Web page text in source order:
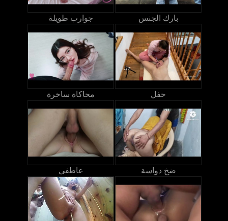
جوارب طويلة بارك الجنس
محاكاة ساخرة حفل
عاطفي ضخ دواسة